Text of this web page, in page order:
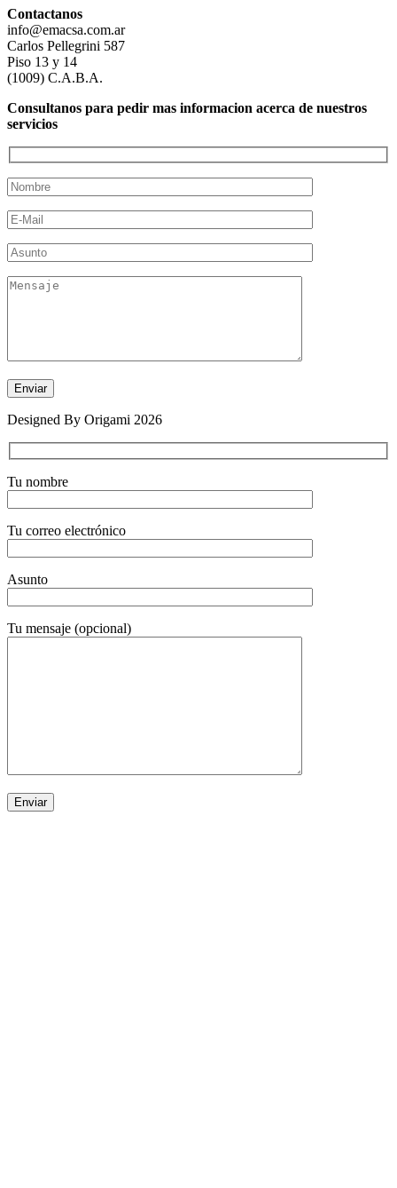
Contactanos
info@emacsa.com.ar
Carlos Pellegrini 587
Piso 13 y 14
(1009) C.A.B.A.
Consultanos para pedir mas informacion acerca de nuestros
servicios
Designed By Origami 2026
Tu nombre
Tu correo electrónico
Asunto
Tu mensaje (opcional)